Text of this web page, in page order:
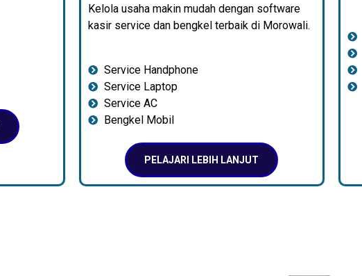
Kelola usaha makin mudah dengan software
kasir service dan bengkel terbaik di Morowali.
Service Handphone
Service Laptop
Service AC
Bengkel Mobil
PELAJARI LEBIH LANJUT